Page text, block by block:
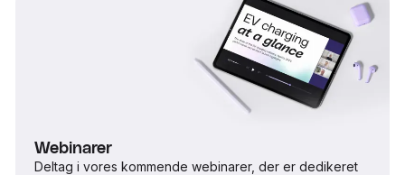
Webinarer
Deltag i vores kommende webinarer, der er dedikeret